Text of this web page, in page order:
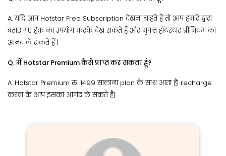
A. यदि आप Hotstar Free Subscription देखना चाहते हैं तो आप हमारे द्वारा
बताए गए हैक का उपयोग करके देख सकते हैं और मुफ्त हॉटस्टार प्रीमियम का
आनंद ले सकते हैं |
Q. मैं Hotstar Premium कैसे प्राप्त कर सकता हूं?
A. Hotstar Premium रु. 1499 सालाना plan के साथ आता है| recharge
करवा के आप इसका आनंद ले सकते है|